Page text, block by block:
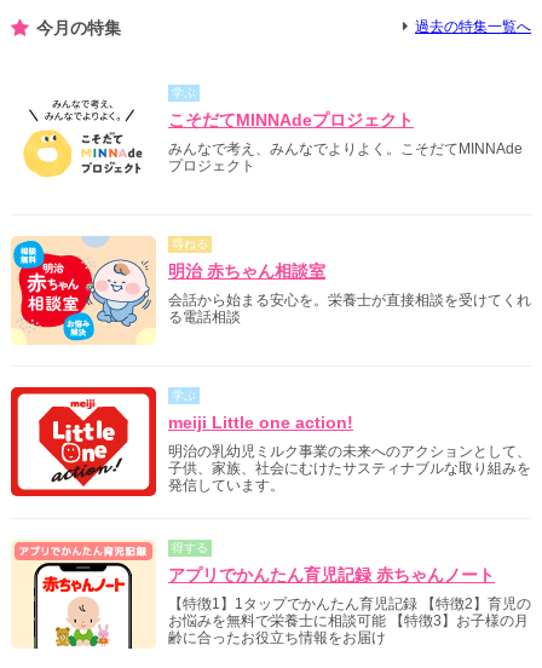
今月の特集 過去の特集一覧へ
学ぶ
こそだてMINNAdeプロジェクト
みんなで考え、みんなでよりよく。こそだてMINNAde
プロジェクト
尋ねる
明治 赤ちゃん相談室
会話から始まる安心を。栄養士が直接相談を受けてくれ
る電話相談
学ぶ
meiji Little one action!
明治の乳幼児ミルク事業の未来へのアクションとして、
子供、家族、社会にむけたサスティナブルな取り組みを
発信しています。
得する
アプリでかんたん育児記録 赤ちゃんノート
【特徴1】1タップでかんたん育児記録 【特徴2】育児の
お悩みを無料で栄養士に相談可能 【特徴3】お子様の月
齢に合ったお役立ち情報をお届け